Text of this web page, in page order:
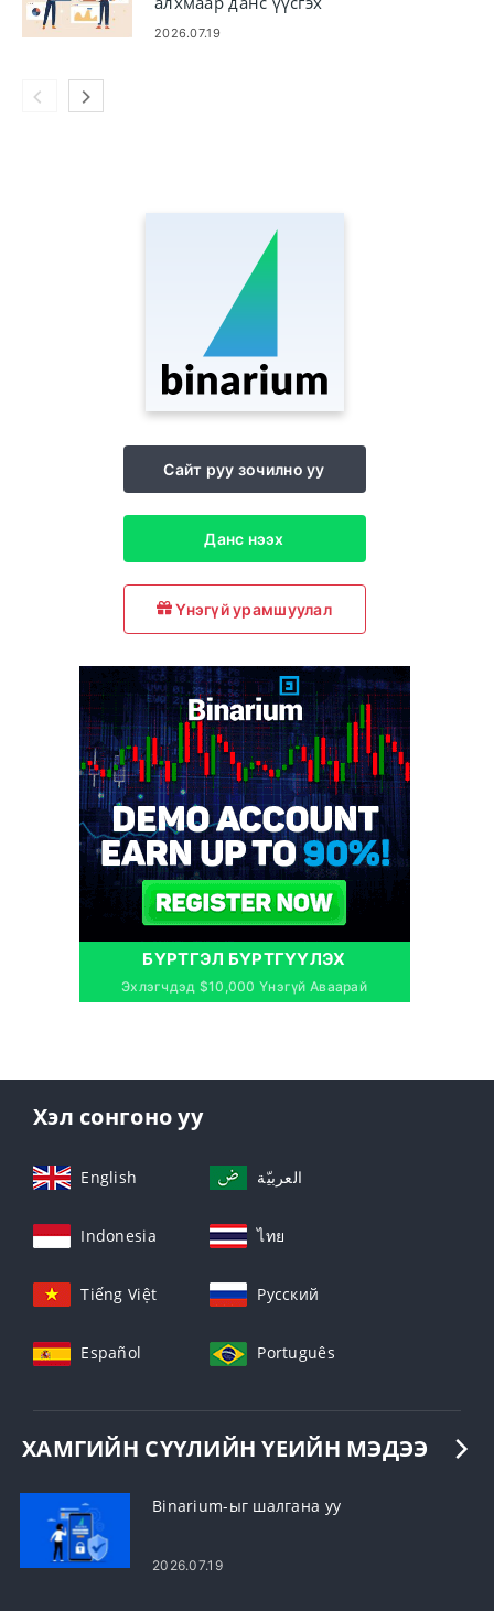
2026.07.19
Сайт руу зочилно уу
Данс нээх
Үнэгүй урамшуулал
БҮРТГЭЛ БҮРТГҮҮЛЭХ
Эхлэгчдэд $10,000 Үнэгүй Аваарай
Хэл сонгоно уу
English العربيّة
Indonesia ไทย
Tiếng Việt Русский
Español Português
ХАМГИЙН СҮҮЛИЙН ҮЕИЙН МЭДЭЭ
Binarium-ыг шалгана уу
2026.07.19